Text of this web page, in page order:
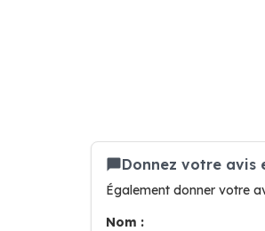
Donnez votre avis
Également donner votre
Nom :